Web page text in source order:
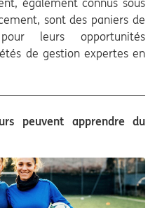
sont des paniers de
leurs opportunités
de gestion expertes en
peuvent apprendre du